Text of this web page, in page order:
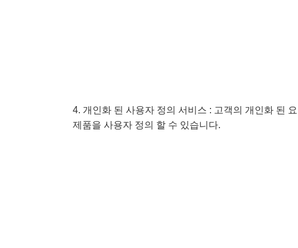
4. 개인화 된 사용자 정의 서비스 : 고객의 개인화 된
제품을 사용자 정의 할 수 있습니다.